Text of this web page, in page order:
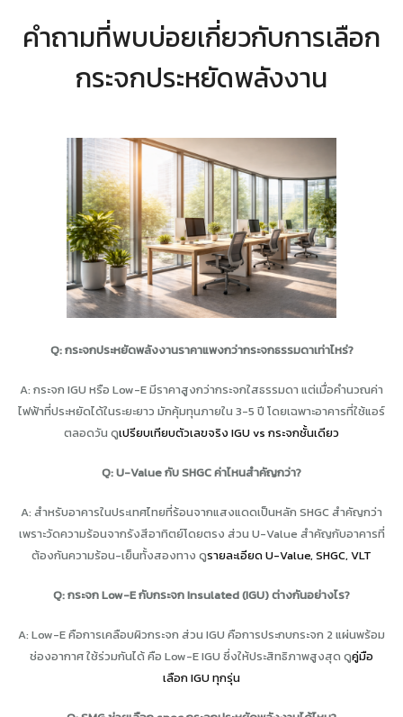
คำถามที่พบบ่อยเกี่ยวกับการเลือก
กระจกประหยัดพลังงาน
Q: กระจกประหยัดพลังงานราคาแพงกว่ากระจกธรรมดาเท่าไหร่?
A: กระจก IGU หรือ Low-E มีราคาสูงกว่ากระจกใสธรรมดา แต่เมื่อคำนวณค่า
ไฟฟ้าที่ประหยัดได้ในระยะยาว มักคุ้มทุนภายใน 3-5 ปี โดยเฉพาะอาคารที่ใช้แอร์
ตลอดวัน ดูเปรียบเทียบตัวเลขจริง IGU vs กระจกชั้นเดียว
Q: U-Value กับ SHGC ค่าไหนสำคัญกว่า?
A: สำหรับอาคารในประเทศไทยที่ร้อนจากแสงแดดเป็นหลัก SHGC สำคัญกว่า
เพราะวัดความร้อนจากรังสีอาทิตย์โดยตรง ส่วน U-Value สำคัญกับอาคารที่
ต้องกันความร้อน-เย็นทั้งสองทาง ดูรายละเอียด U-Value, SHGC, VLT
Q: กระจก Low-E กับกระจก Insulated (IGU) ต่างกันอย่างไร?
A: Low-E คือการเคลือบผิวกระจก ส่วน IGU คือการประกบกระจก 2 แผ่นพร้อม
ช่องอากาศ ใช้ร่วมกันได้ คือ Low-E IGU ซึ่งให้ประสิทธิภาพสูงสุด ดูคู่มือ
เลือก IGU ทุกรุ่น